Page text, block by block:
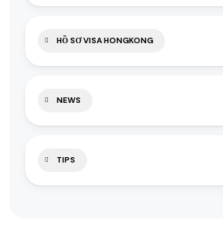
HỒ SƠ VISA HONGKONG
NEWS
TIPS